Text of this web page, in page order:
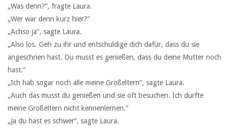
„Was denn?“, fragte Laura.
„Wer war denn kurz hier?“
„Achso ja“, sagte Laura.
„Also los. Geh zu ihr und entschuldige dich dafür, dass du sie
angeschrien hast. Du musst es genießen, dass du deine Mutter noch
hast.“
„Ich hab sogar noch alle meine Großeltern“, sagte Laura.
„Auch das musst du genießen und sie oft besuchen. Ich durfte
meine Großeltern nicht kennenlernen.“
„Ja du hast es schwer“, sagte Laura.